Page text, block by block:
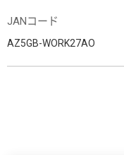
JANコード
AZ5GB-WORK27AO